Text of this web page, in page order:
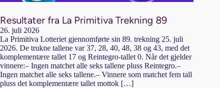
Resultater fra La Primitiva Trekning 89
26. juli 2026
La Primitiva Lotteriet gjennomførte sin 89. trekning 25. juli
2026. De trukne tallene var 37, 28, 40, 48, 38 og 43, med det
komplementære tallet 17 og Reintegro-tallet 0. Når det gjelder
vinnere:– Ingen matchet alle seks tallene pluss Reintegro.–
Ingen matchet alle seks tallene.– Vinnere som matchet fem tall
pluss det komplementære tallet mottok […]